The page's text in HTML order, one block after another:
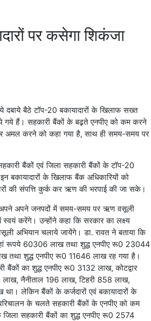
पर कसेगा शिकंजा
दबाये बैठे टॉप-20 बकायादारों के खिलाफ सख्त
गये हैं। सहकारी बैंकों के बढ़़ते एनपीए को कम करने
अमल करने को कहा गया है, साथ ही समय-समय पर
बैंकों एवं जिला सहकारी बैंकों के टॉप-20
बकायादारों के खिलाफ बैंक अधिकारियों को
की संपत्ति कुर्क कर ऋण की भरपाई की जा सके।
अपने अपने जनपदों में समय-समय पर ऋण वसूली
स्वयं करेंगे। उन्होंने कहा कि सरकार का लक्ष्य
अभियान चलाये जायेंगे। डा. रावत ने बताया कि
रूपये 60306 लाख तथा शुद्ध एनपीए रू0 23044
तथा शुद्ध एनपीए रू0 11646 लाख रह गया है।
बैंकों का शुद्ध एनपीए रू0 3132 लाख, कोटद्वार
नैनीताल 196 लाख, टिहरी 858 लाख,
लेकिन बैंकों के कर्जदारों एवं बकायादारों के
के चलते सहकारी बैंकों के एनपीए को कम
सहकारी बैंकों का शुद्ध एनपीए रू0 2574